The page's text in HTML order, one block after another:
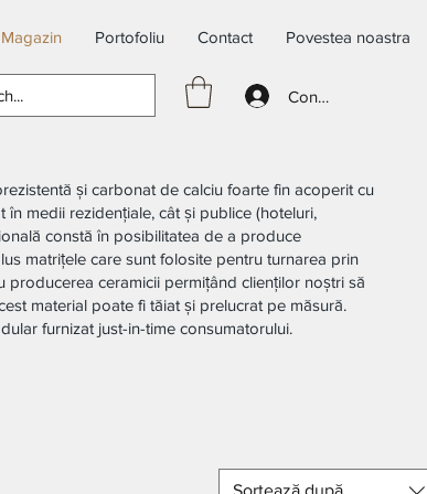
Magazin Portofoliu Contact Povestea noastra
Conectează-te
și carbonat de calciu foarte fin acoperit cu
​​medii rezidențiale, cât și publice (hoteluri,
constă în posibilitatea de a produce
matrițele care sunt folosite pentru turnarea prin
ceramicii permițând clienților noștri să
material poate fi tăiat și prelucrat pe măsură.
furnizat just-in-time consumatorului.
Sortează după